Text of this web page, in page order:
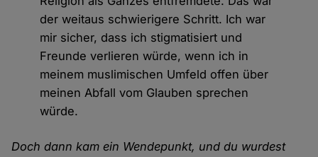
der weitaus schwierigere Schritt. Ich war
mir sicher, dass ich stigmatisiert und
Freunde verlieren würde, wenn ich in
meinem muslimischen Umfeld offen über
meinen Abfall vom Glauben sprechen
würde.
Doch dann kam ein Wendepunkt, und du wurdest